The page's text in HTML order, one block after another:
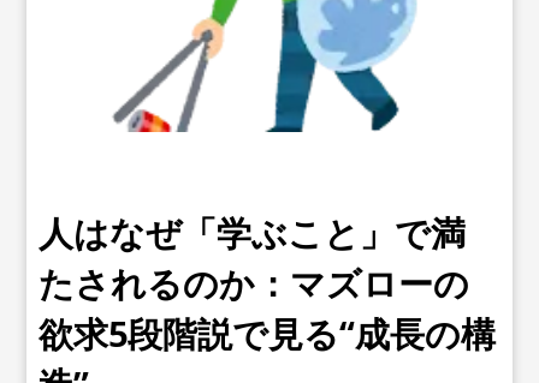
人はなぜ「学ぶこと」で満
たされるのか：マズローの
欲求5段階説で見る“成長の構